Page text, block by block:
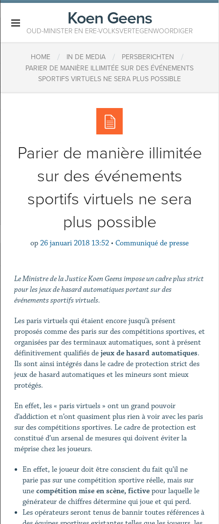
Koen Geens
OUD-MINISTER EN ERE-VOLKSVERTEGENWOORDIGER
HOME / IN DE MEDIA / PERSBERICHTEN /
PARIER DE MANIÈRE ILLIMITÉE SUR DES ÉVÉNEMENTS
SPORTIFS VIRTUELS NE SERA PLUS POSSIBLE
Parier de manière illimitée
sur des événements
sportifs virtuels ne sera
plus possible
op 26 januari 2018 13:52 • Communiqué de presse
Le Ministre de la Justice Koen Geens impose un cadre plus strict
pour les jeux de hasard automatiques portant sur des
événements sportifs virtuels.
Les paris virtuels qui étaient encore jusqu’à présent
proposés comme des paris sur des compétitions sportives, et
organisées par des terminaux automatiques, sont à présent
définitivement qualifiés de jeux de hasard automatiques.
Ils sont ainsi intégrés dans le cadre de protection strict des
jeux de hasard automatiques et les mineurs sont mieux
protégés.
En effet, les « paris virtuels » ont un grand pouvoir
d’addiction et n’ont quasiment plus rien à voir avec les paris
sur des compétitions sportives. Le cadre de protection est
constitué d’un arsenal de mesures qui doivent éviter la
méprise chez les joueurs.
En effet, le joueur doit être conscient du fait qu’il ne
parie pas sur une compétition sportive réelle, mais sur
unecompétition mise en scène, fictive pour laquelle le
générateur de chiffres détermine qui joue et qui perd.
Les opérateurs seront tenus de bannir toutes références à